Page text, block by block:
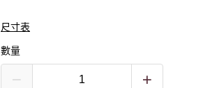
尺寸表
數量